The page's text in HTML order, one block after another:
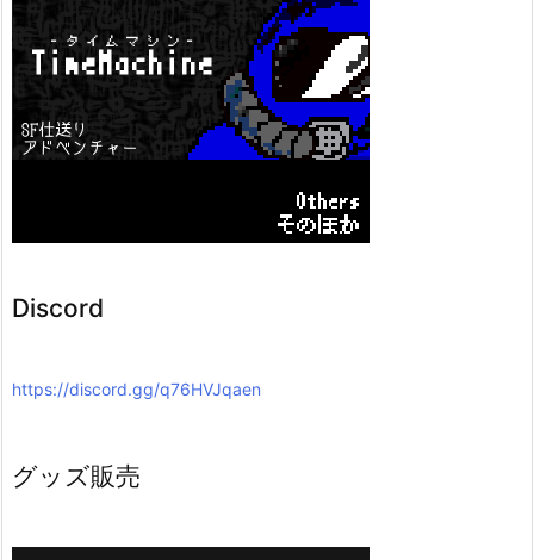
Discord
https://discord.gg/q76HVJqaen
グッズ販売